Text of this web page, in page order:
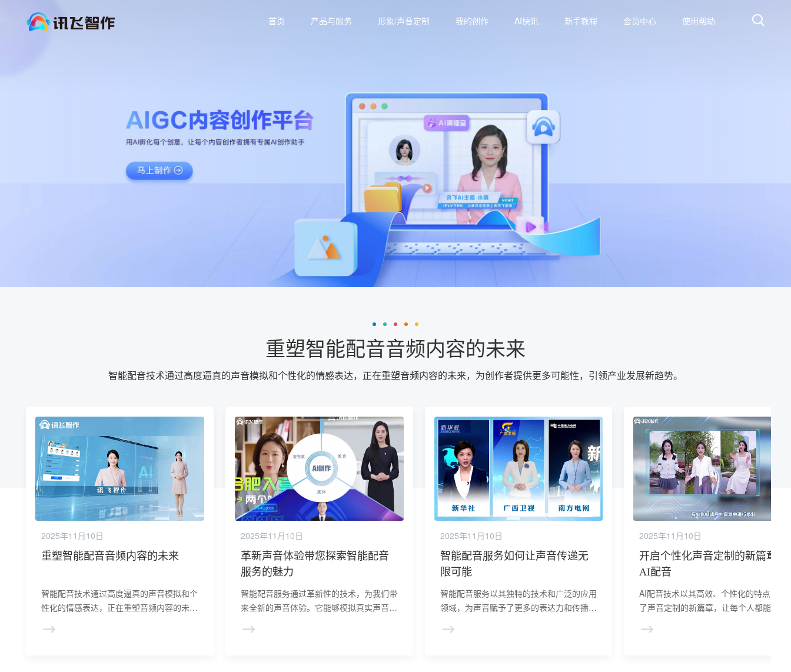
首页 产品与服务 形象/声音定制 我的创作 AI快讯 新手教程 会员中心 使用帮助
重塑智能配音音频内容的未来
智能配音技术通过高度逼真的声音模拟和个性化的情感表达，正在重塑音频内容的未来，为创作者提供更多可能性，引领产业发展新趋势。
2025年11月10日
重塑智能配音音频内容的未来
智能配音技术通过高度逼真的声音模拟和个
性化的情感表达，正在重塑音频内容的未
展新趋势。
2025年11月10日
革新声音体验带您探索智能配音
服务的魅力
智能配音服务通过革新性的技术，为我们带
来全新的声音体验。它能够模拟真实声音，
的特点让声音制作更加轻松，探索智能配音
2025年11月10日
智能配音服务如何让声音传递无
限可能
智能配音服务以其独特的技术和广泛的应用
领域，为声音赋予了更多的表达力和传播
性和魅力。
2025年11月10日
开启个性化声音定制的新篇章的
AI配音
AI配音技术以其高效、个性化的特点，开
了声音定制的新篇章，让每个人都能拥有
力。